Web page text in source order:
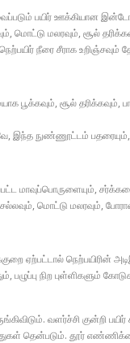
பயிர் ஊக்கியான
மொட்டு மலரவும், சூல்
நீரை சீராக உறிஞ்சவும்
பூக்கவும், சூல் தரிக்கவும்,
இந்த நுண்ணூட்டம் பதரையும்,
மாவுப்பொருளையும்,
மொட்டு மலரவும்,
ஏற்பட்டால் நெற்பயிரின்
பழுப்பு நிற புள்ளிகளும்
வளர்ச்சி குன்றி பயிர்
தென்படும். தூர்